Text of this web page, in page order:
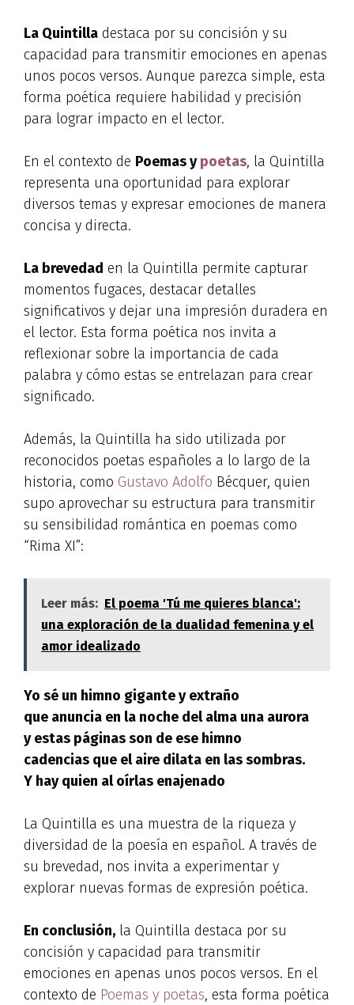
La Quintilla destaca por su concisión y su
capacidad para transmitir emociones en apenas
unos pocos versos. Aunque parezca simple, esta
forma poética requiere habilidad y precisión
para lograr impacto en el lector.
En el contexto de Poemas ypoetas, la Quintilla
representa una oportunidad para explorar
diversos temas y expresar emociones de manera
concisa y directa.
La brevedad en la Quintilla permite capturar
momentos fugaces, destacar detalles
significativos y dejar una impresión duradera en
el lector. Esta forma poética nos invita a
reflexionar sobre la importancia de cada
palabra y cómo estas se entrelazan para crear
significado.
Además, la Quintilla ha sido utilizada por
reconocidos poetas españoles a lo largo de la
historia, como Gustavo Adolfo Bécquer, quien
supo aprovechar su estructura para transmitir
su sensibilidad romántica en poemas como
“Rima XI”:
Leer más: El poema 'Tú me quieres blanca':
una exploración de la dualidad femenina y el
amor idealizado
Yo sé un himno gigante y extraño
que anuncia en la noche del alma una aurora
y estas páginas son de ese himno
cadencias que el aire dilata en las sombras.
Y hay quien al oírlas enajenado
La Quintilla es una muestra de la riqueza y
diversidad de la poesía en español. A través de
su brevedad, nos invita a experimentar y
explorar nuevas formas de expresión poética.
En conclusión, la Quintilla destaca por su
concisión y capacidad para transmitir
emociones en apenas unos pocos versos. En el
contexto de Poemas y poetas, esta forma poética